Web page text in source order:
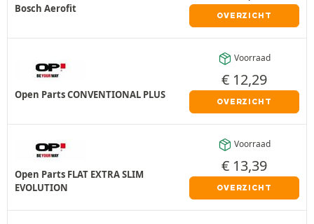
Bosch Aerofit
OVERZICHT
Open Parts CONVENTIONAL PLUS
Voorraad
€ 12,29
OVERZICHT
Open Parts FLAT EXTRA SLIM
EVOLUTION
Voorraad
€ 13,39
OVERZICHT